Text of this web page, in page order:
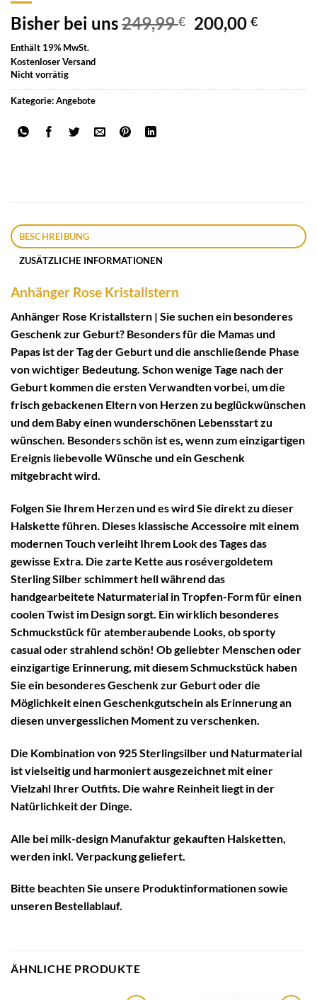
Bisher bei uns249,99€ 200,00€
Enthält 19% MwSt.
Kostenloser Versand
Nicht vorrätig
Kategorie:Angebote
BESCHREIBUNG
ZUSÄTZLICHE INFORMATIONEN
Anhänger Rose Kristallstern
Anhänger Rose Kristallstern | Sie suchen ein besonderes
Geschenk zur Geburt? Besonders für die Mamas und
Papas ist der Tag der Geburt und die anschließende Phase
von wichtiger Bedeutung. Schon wenige Tage nach der
Geburt kommen die ersten Verwandten vorbei, um die
frisch gebackenen Eltern von Herzen zu beglückwünschen
und dem Baby einen wunderschönen Lebensstart zu
wünschen. Besonders schön ist es, wenn zum einzigartigen
Ereignis liebevolle Wünsche und ein Geschenk
mitgebracht wird.
Folgen Sie Ihrem Herzen und es wird Sie direkt zu dieser
Halskette führen. Dieses klassische Accessoire mit einem
modernen Touch verleiht Ihrem Look des Tages das
gewisse Extra. Die zarte Kette aus rosévergoldetem
Sterling Silber schimmert hell während das
handgearbeitete Naturmaterial in Tropfen-Form für einen
coolen Twist im Design sorgt. Ein wirklich besonderes
Schmuckstück für atemberaubende Looks, ob sporty
casual oder strahlend schön! Ob geliebter Menschen oder
einzigartige Erinnerung, mit diesem Schmuckstück haben
Sie ein besonderes Geschenk zur Geburt oder die
Möglichkeit einen Geschenkgutschein als Erinnerung an
diesen unvergesslichen Moment zu verschenken.
Die Kombination von 925 Sterlingsilber und Naturmaterial
ist vielseitig und harmoniert ausgezeichnet mit einer
Vielzahl Ihrer Outfits. Die wahre Reinheit liegt in der
Natürlichkeit der Dinge.
Alle bei milk-design Manufaktur gekauften Halsketten,
werden inkl. Verpackung geliefert.
Bitte beachten Sie unsere Produktinformationensowie
unseren Bestellablauf.
ÄHNLICHE PRODUKTE